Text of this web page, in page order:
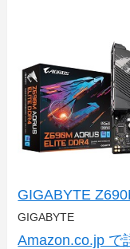
GIGABYTE
GIGABYTE
Amazon.co.jp で